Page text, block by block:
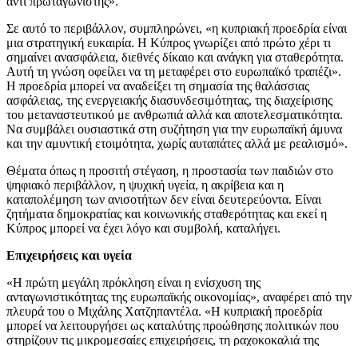
Σε αυτό το περιβάλλον, συμπληρώνει, «η κυπριακή προεδρία είναι
μια στρατηγική ευκαιρία. Η Κύπρος γνωρίζει από πρώτο χέρι τι
σημαίνει ανασφάλεια, διεθνές δίκαιο και ανάγκη για σταθερότητα.
Αυτή τη γνώση οφείλει να τη μεταφέρει στο ευρωπαϊκό τραπέζι».
Η προεδρία μπορεί να αναδείξει τη σημασία της θαλάσσιας
ασφάλειας, της ενεργειακής διασυνδεσιμότητας, της διαχείρισης
του μεταναστευτικού με ανθρωπιά αλλά και αποτελεσματικότητα.
Να συμβάλει ουσιαστικά στη συζήτηση για την ευρωπαϊκή άμυνα
και την αμυντική ετοιμότητα, χωρίς αυταπάτες αλλά με ρεαλισμό».
Θέματα όπως η προσιτή στέγαση, η προστασία των παιδιών στο
ψηφιακό περιβάλλον, η ψυχική υγεία, η ακρίβεια και η
καταπολέμηση των ανισοτήτων δεν είναι δευτερεύοντα. Είναι
ζητήματα δημοκρατίας και κοινωνικής σταθερότητας και εκεί η
Κύπρος μπορεί να έχει λόγο και συμβολή, καταλήγει.
Επιχειρήσεις και υγεία
«Η πρώτη μεγάλη πρόκληση είναι η ενίσχυση της
ανταγωνιστικότητας της ευρωπαϊκής οικονομίας», αναφέρει από την
πλευρά του ο Μιχάλης Χατζηπαντέλα. «Η κυπριακή προεδρία
μπορεί να λειτουργήσει ως καταλύτης προώθησης πολιτικών που
στηρίζουν τις μικρομεσαίες επιχειρήσεις, τη ραχοκοκαλιά της